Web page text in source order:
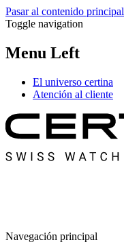
Pasar al contenido principal
Toggle navigation
Menu Left
El universo certina
Atención al cliente
Navegación principal